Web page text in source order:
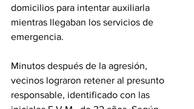
domicilios para intentar auxiliarla
mientras llegaban los servicios de
emergencia.
Minutos después de la agresión,
vecinos lograron retener al presunto
responsable, identificado con las